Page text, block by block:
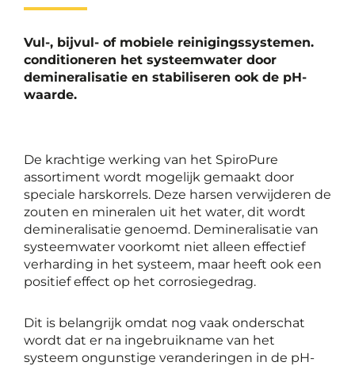
Vul-, bijvul- of mobiele reinigingssystemen.
conditioneren het systeemwater door
demineralisatie en stabiliseren ook de pH-
waarde.
De krachtige werking van het SpiroPure
assortiment wordt mogelijk gemaakt door
speciale harskorrels. Deze harsen verwijderen de
zouten en mineralen uit het water, dit wordt
demineralisatie genoemd. Demineralisatie van
systeemwater voorkomt niet alleen effectief
verharding in het systeem, maar heeft ook een
positief effect op het corrosiegedrag.
Dit is belangrijk omdat nog vaak onderschat
wordt dat er na ingebruikname van het
systeem ongunstige veranderingen in de pH-